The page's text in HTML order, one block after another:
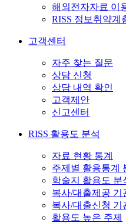
해외전자자료 이
RISS 정보취약계
고객센터
자주 찾는 질문
상담 신청
상담 내역 확인
고객제안
신고센터
RISS 활용도 분석
자료 현황 통계
주제별 활용통계
학술지 활용도 분
복사/대출제공 기
복사/대출신청 기
활용도 높은 주제